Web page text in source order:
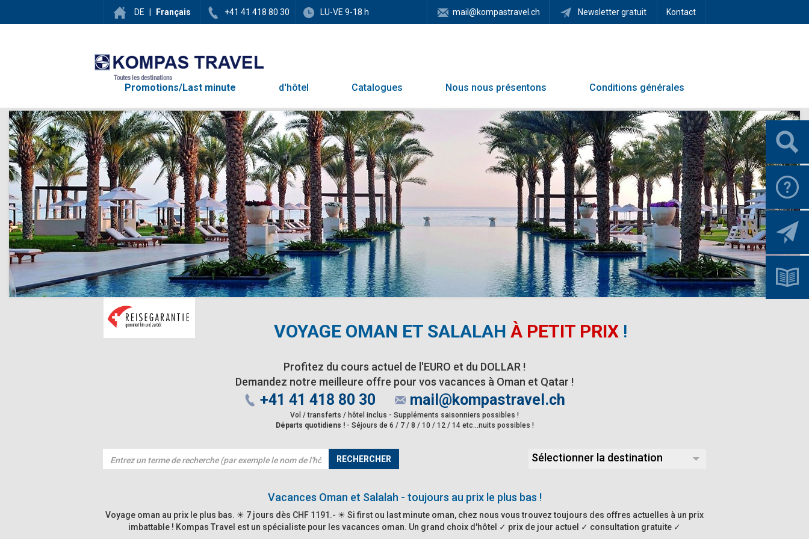
DE Français +41 41 418 80 30 LU-VE 9-18 h mail@kompastravel.ch Newsletter gratuit Kontact
Toutes les destinations
Promotions/Last minute d'hôtel Catalogues Nous nous présentons Conditions générales
VOYAGE OMAN ET SALALAH À PETIT PRIX !
Profitez du cours actuel de l'EURO et du DOLLAR !
Demandez notre meilleure offre pour vos vacances à Oman et Qatar !
+41 41 418 80 30 mail@kompastravel.ch
Vol / transferts / hôtel inclus - Suppléments saisonniers possibles !
Départs quotidiens !- Séjours de 6 / 7 / 8 / 10 / 12 / 14 etc...nuits possibles !
RECHERCHER Sélectionner la destination
Vacances Oman et Salalah - toujours au prix le plus bas !
Voyage oman au prix le plus bas. ☀ 7 jours dès CHF 1191.- ☀ Si first ou last minute oman, chez nous vous trouvez toujours des offres actuelles à un prix
imbattable ! Kompas Travel est un spécialiste pour les vacances oman. Un grand choix d'hôtel ✓ prix de jour actuel ✓ consultation gratuite ✓